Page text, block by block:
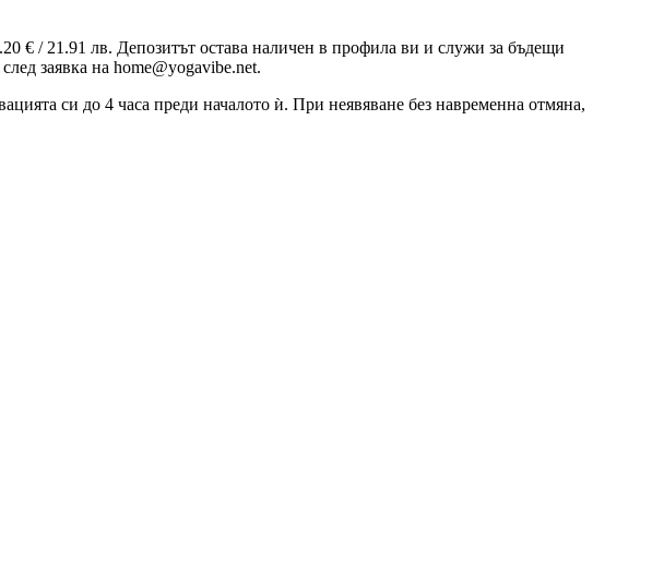
€ / 21.91 лв. Депозитът остава наличен в профила ви и служи за бъдещи
заявка на home@yogavibe.net.
си до 4 часа преди началото ѝ. При неявяване без навременна отмяна,